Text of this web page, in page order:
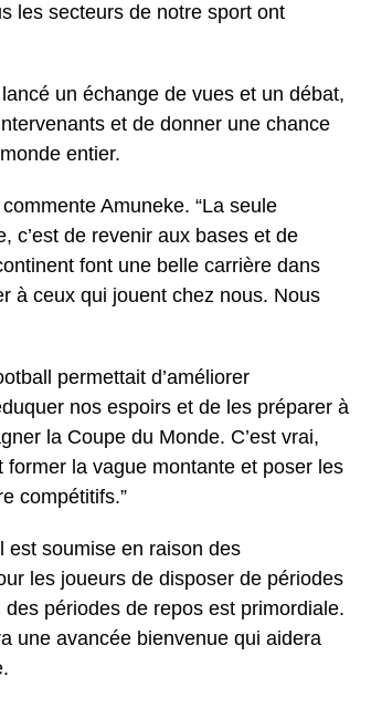
les secteurs de notre sport ont
un échange de vues et un débat,
et de donner une chance
entier.
Amuneke. “La seule
c’est de revenir aux bases et de
font une belle carrière dans
à ceux qui jouent chez nous. Nous
permettait d’améliorer
nos espoirs et de les préparer à
la Coupe du Monde. C’est vrai,
former la vague montante et poser les
compétitifs.”
est soumise en raison des
les joueurs de disposer de périodes
périodes de repos est primordiale.
une avancée bienvenue qui aidera